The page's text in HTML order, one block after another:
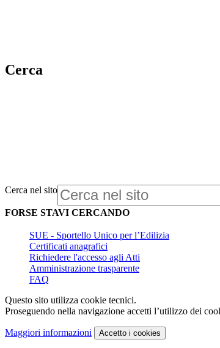
Cerca
Cerca nel sito
FORSE STAVI CERCANDO
SUE - Sportello Unico per l’Edilizia
Certificati anagrafici
Richiedere l'accesso agli Atti
Amministrazione trasparente
FAQ
Questo sito utilizza cookie tecnici.
Proseguendo nella navigazione accetti l’utilizzo dei
Maggiori informazioni Accetto i cookies